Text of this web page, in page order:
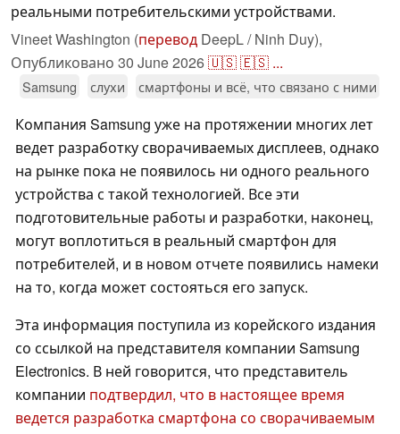
реальными потребительскими устройствами.
Vineet Washington (перевод DeepL / Ninh Duy),
Опубликовано 30 June 2026🇺🇸🇪🇸 ...
Samsung слухи смартфоны и всё, что связано с ними
Компания Samsung уже на протяжении многих лет
ведет разработку сворачиваемых дисплеев, однако
на рынке пока не появилось ни одного реального
устройства с такой технологией. Все эти
подготовительные работы и разработки, наконец,
могут воплотиться в реальный смартфон для
потребителей, и в новом отчете появились намеки
на то, когда может состояться его запуск.
Эта информация поступила из корейского издания
со ссылкой на представителя компании Samsung
Electronics. В ней говорится, что представитель
компании подтвердил, что в настоящее время
ведется разработка смартфона со сворачиваемым